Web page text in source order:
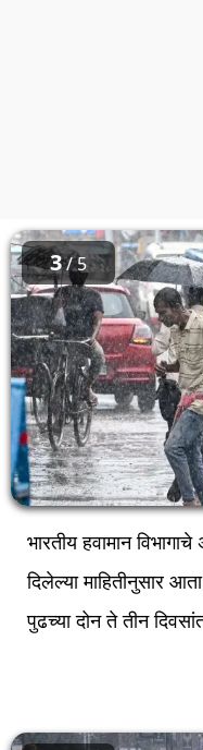
3/ 5
भारतीय हवामान
दिलेल्या माहितीनुसार
पुढच्या दोन ते तीन